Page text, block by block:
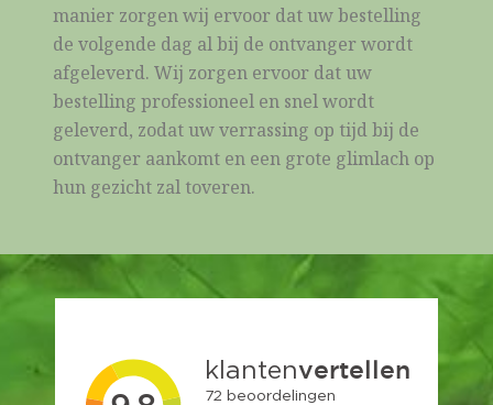
manier zorgen wij ervoor dat uw bestelling
de volgende dag al bij de ontvanger wordt
afgeleverd. Wij zorgen ervoor dat uw
bestelling professioneel en snel wordt
geleverd, zodat uw verrassing op tijd bij de
ontvanger aankomt en een grote glimlach op
hun gezicht zal toveren.